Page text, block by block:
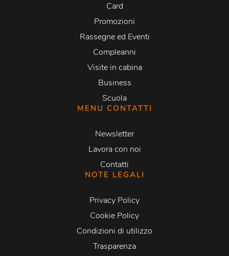
Card
Promozioni
Rassegne ed Eventi
Compleanni
Visite in cabina
Business
Scuola
MENU CONTATTI
Newsletter
Lavora con noi
Contatti
NOTE LEGALI
Privacy Policy
Cookie Policy
Condizioni di utilizzo
Trasparenza